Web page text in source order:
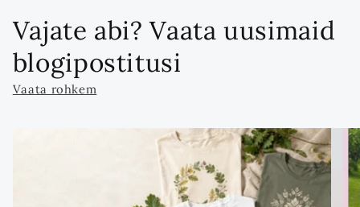
Vajate abi? Vaata uusimaid
blogipostitusi
Vaata rohkem